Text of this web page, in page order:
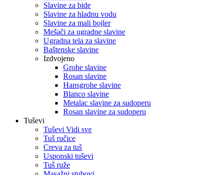
Slavine za bide
Slavine za hladnu vodu
Slavine za mali bojler
Mešači za ugradne slavine
Ugradna tela za slavine
Baštenske slavine
Izdvojeno
Grohe slavine
Rosan slavine
Hansgrohe slavine
Blanco slavine
Metalac slavine za sudoperu
Rosan slavine za sudoperu
Tuševi
Tuševi Vidi sve
Tuš ručice
Creva za tuš
Usponski tuševi
Tuš ruže